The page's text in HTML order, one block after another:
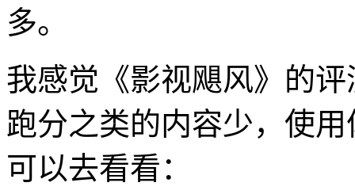
多。
我感觉《影视飓风》的
跑分之类的内容少，使
可以去看看：